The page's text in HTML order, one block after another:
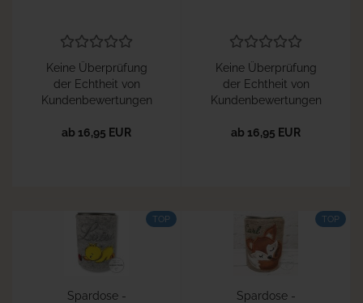
Keine Überprüfung
der Echtheit von
Kundenbewertungen
ab 16,95 EUR
Keine Überprüfung
der Echtheit von
Kundenbewertungen
ab 16,95 EUR
TOP
Spardose -
TOP
Spardose -